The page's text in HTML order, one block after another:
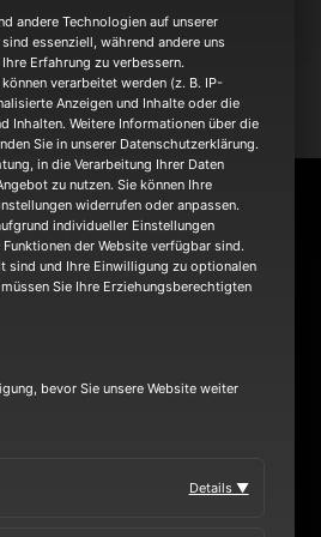
NEWS
TOUR
BAND
andere Technologien auf unserer
essenziell, während andere uns
Erfahrung zu verbessern.
verarbeitet werden (z. B. IP-
Anzeigen und Inhalte oder die
Inhalten. Weitere Informationen über die
Sie in unserer Datenschutzerklärung.
in die Verarbeitung Ihrer Daten
zu nutzen. Sie können Ihre
widerrufen oder anpassen.
individueller Einstellungen
der Website verfügbar sind.
sind und Ihre Einwilligung zu optionalen
Sie Ihre Erziehungsberechtigten
bevor Sie unsere Website weiter
Details ▼